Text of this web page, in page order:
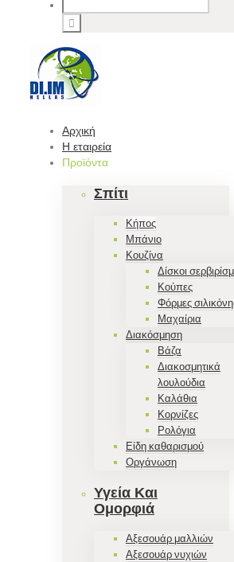
Αρχική
Η εταιρεία
Προϊόντα
Σπίτι
Κήπος
Μπάνιο
Κουζίνα
Δίσκοι
Κούπες
Φόρμες
Μαχαίρια
Διακόσμηση
Βάζα
Διακοσμητικά
λουλούδια
Καλάθια
Κορνίζες
Ρολόγια
Είδη καθαρισμού
Οργάνωση
Υγεία Και
Ομορφιά
Αξεσουάρ μαλλιών
Αξεσουάρ νυχιών